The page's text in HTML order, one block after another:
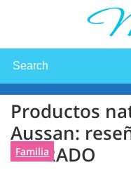
Productos
Aussan:
CERRADO
Familia